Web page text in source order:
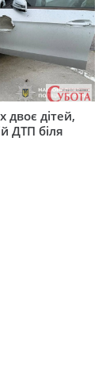
дітей,
ДТП біля